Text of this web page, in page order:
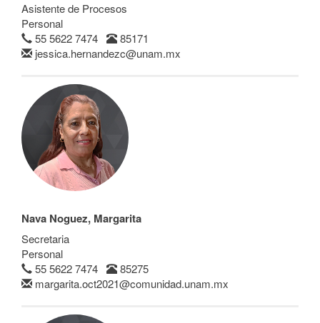
Asistente de Procesos
Personal
55 5622 7474
85171
jessica.hernandezc@unam.mx
Nava Noguez, Margarita
Secretaria
Personal
55 5622 7474
85275
margarita.oct2021@comunidad.unam.mx